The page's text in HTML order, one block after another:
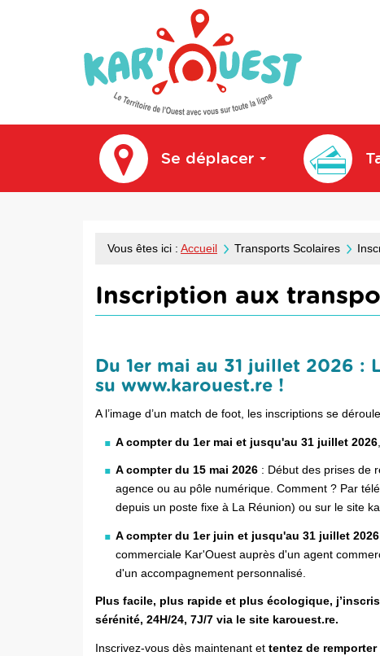
Se déplacer
Vous êtes ici : Accueil Transports Scolaires
Inscription aux
Du 1er mai au 31 juillet 2026 :
su www.karouest.re !
A l’image d’un match de foot, les inscriptions se
A compter du 1er mai et jusqu'au 31 juillet 2026
A compter du 15 mai 2026 : Début des prises de
agence ou au pôle numérique. Comment ? Par
depuis un poste fixe à La Réunion) ou sur le site
A compter du 1er juin et jusqu'au 31 juillet 2026
commerciale Kar'Ouest auprès d'un agent
d'un accompagnement personnalisé.
Plus facile, plus rapide et plus écologique,
sérénité, 24H/24, 7J/7 via le site karouest.re.
Inscrivez-vous dès maintenant et tentez de remporter